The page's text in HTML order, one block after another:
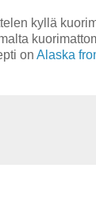
kyllä
on Alaska